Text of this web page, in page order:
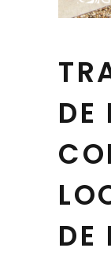
DE
DE